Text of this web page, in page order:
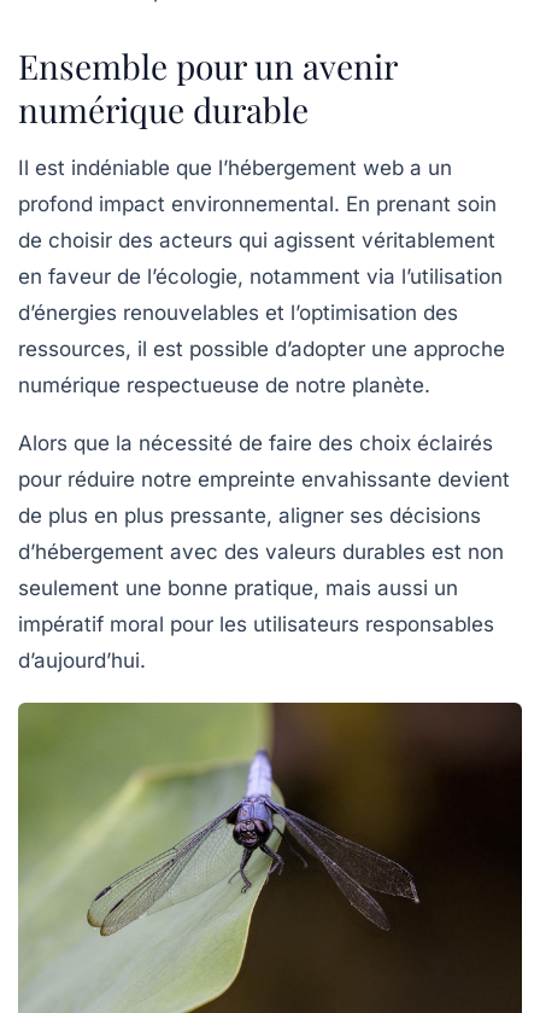
Ensemble pour un avenir
numérique durable
Il est indéniable que l’hébergement web a un
profond impact environnemental. En prenant soin
de choisir des acteurs qui agissent véritablement
en faveur de l’écologie, notamment via l’utilisation
d’énergies renouvelables et l’optimisation des
ressources, il est possible d’adopter une approche
numérique respectueuse de notre planète.
Alors que la nécessité de faire des choix éclairés
pour réduire notre empreinte envahissante devient
de plus en plus pressante, aligner ses décisions
d’hébergement avec des valeurs durables est non
seulement une bonne pratique, mais aussi un
impératif moral pour les utilisateurs responsables
d’aujourd’hui.